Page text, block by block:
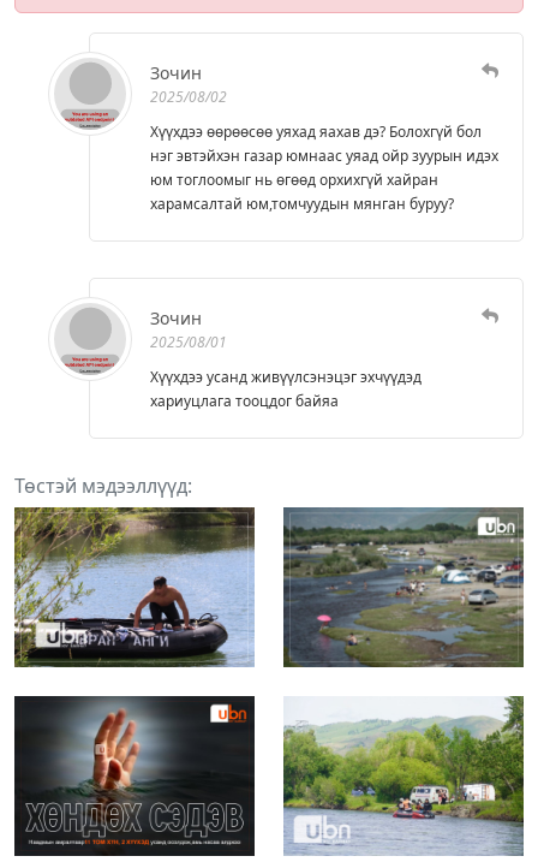
Зочин
2025/08/02
Хүүхдээ өөрөөсөө уяхад яахав дэ? Болохгүй бол
нэг эвтэйхэн газар юмнаас уяад ойр зуурын идэх
юм тоглоомыг нь өгөөд орхихгүй хайран
харамсалтай юм,томчуудын мянган буруу?
Зочин
2025/08/01
Хүүхдээ усанд живүүлсэнэцэг эхчүүдэд
хариуцлага тооцдог байяа
Төстэй мэдээллүүд: